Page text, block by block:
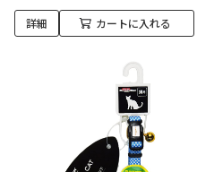
詳細 カートに入れる